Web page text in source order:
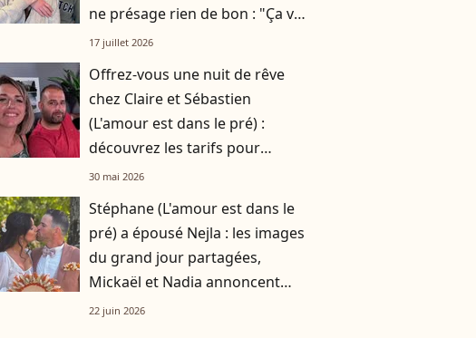
ne présage rien de bon : "Ça va
mal se terminer pour moi"
17 juillet 2026
Offrez-vous une nuit de rêve
chez Claire et Sébastien
(L'amour est dans le pré) :
découvrez les tarifs pour
dormir dans leur bulle
30 mai 2026
Stéphane (L'amour est dans le
pré) a épousé Nejla : les images
du grand jour partagées,
Mickaël et Nadia annoncent
être les prochains
22 juin 2026